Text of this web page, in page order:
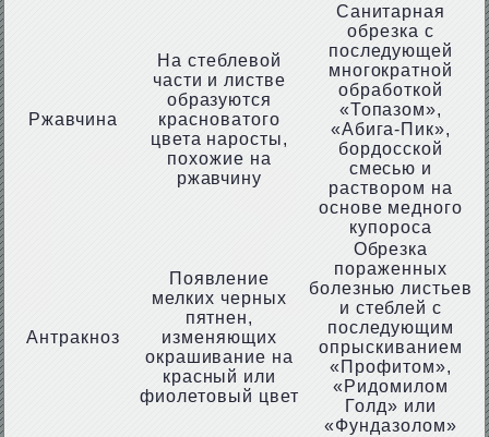
Ржавчина
На стеблевой
части и листве
образуются
красноватого
цвета наросты,
похожие на
ржавчину
Санитарная
обрезка с
последующей
многократной
обработкой
«Топазом»,
«Абига-Пик»,
бордосской
смесью и
раствором на
основе медного
купороса
Антракноз
Появление
мелких черных
пятнен,
изменяющих
окрашивание на
красный или
фиолетовый цвет
Обрезка
пораженных
болезнью листьев
и стеблей с
последующим
опрыскиванием
«Профитом»,
«Ридомилом
Голд» или
«Фундазолом»